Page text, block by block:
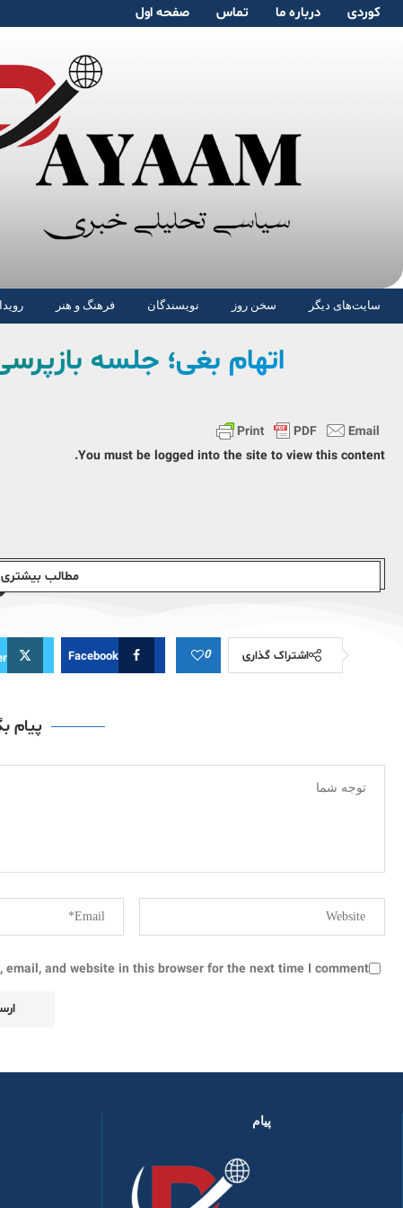
صفحە اول تماس دربارە ما کوردی
فرهنگ و هنر نویسندگان سخن روز سایت‌های دیگر
اتهام بغی؛ جلسه
You must be logged into the site to view this content.
مطالب بیشتری
اشتراک گذاری 0
Facebook
پیام
email, and website in this browser for the next time I comment.
پیام